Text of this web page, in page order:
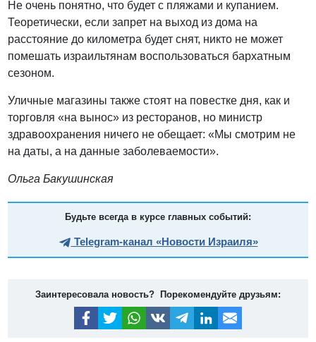
Не очень понятно, что будет с пляжами и купанием.
Теоретически, если запрет на выход из дома на
расстояние до километра будет снят, никто не может
помешать израильтянам воспользоваться бархатным
сезоном.
Уличные магазины также стоят на повестке дня, как и
торговля «на вынос» из ресторанов, но министр
здравоохранения ничего не обещает: «Мы смотрим не
на даты, а на данные заболеваемости».
Ольга Бакушинская
Будьте всегда в курсе главных событий:
Telegram-канал «Новости Израиля»
Заинтересовала новость? Порекомендуйте друзьям: